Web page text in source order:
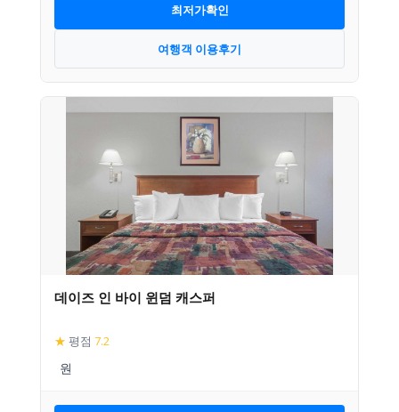
최저가확인
여행객 이용후기
데이즈 인 바이 윈덤 캐스퍼
★ 평점 7.2